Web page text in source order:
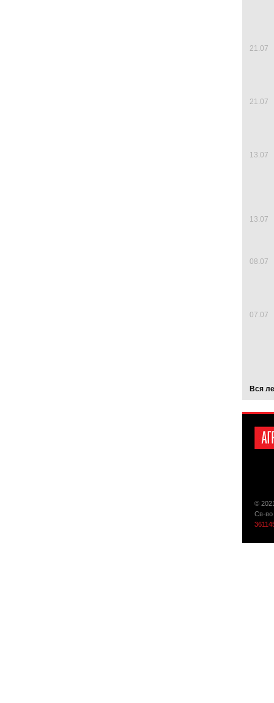
21.07
21.07
13.07
13.07
08.07
07.07
Вся
©
Св-во